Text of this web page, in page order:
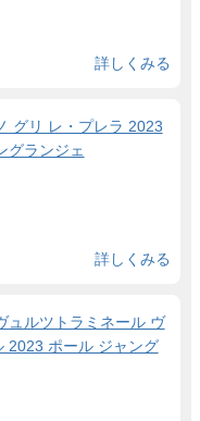
詳しくみる
グリ レ・プレラ 2023
グランジェ
詳しくみる
ュルツトラミネール ヴ
2023 ポール ジャング